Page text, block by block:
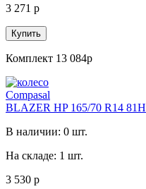
3 271 р
Купить
Комплект 13 084р
Compasal
BLAZER HP 165/70 R14 81H
В наличии: 0 шт.
На складе: 1 шт.
3 530 р